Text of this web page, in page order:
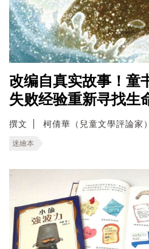
改编自真实故事！童
失败经验重新寻找生
撰文 柯倩華（兒童文學評論家）
迷繪本